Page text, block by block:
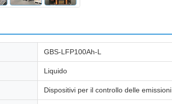
GBS-LFP100Ah-L
Liquido
Dispositivi per il controllo delle emissioni